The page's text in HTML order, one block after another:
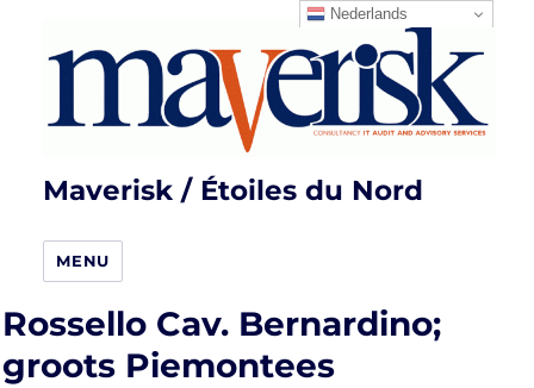
Maverisk / Étoiles du Nord
MENU
Rossello Cav. Bernardino;
groots Piemontees
Nederlands